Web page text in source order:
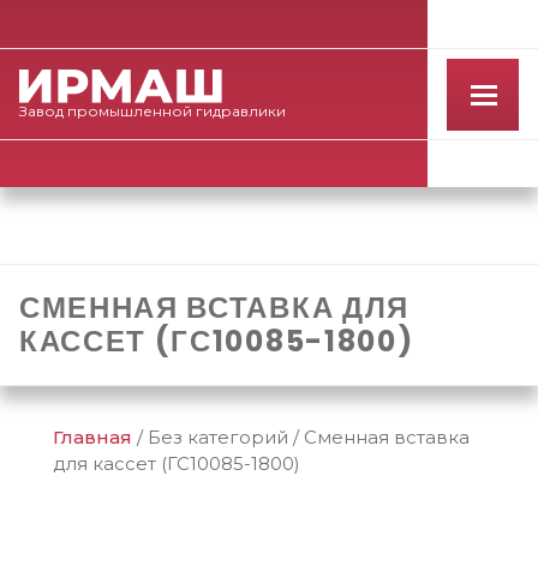
Завод промышленной гидравлики
СМЕННАЯ ВСТАВКА ДЛЯ
КАССЕТ (ГС10085-1800)
Главная / Без категорий / Сменная вставка
для кассет (ГС10085-1800)